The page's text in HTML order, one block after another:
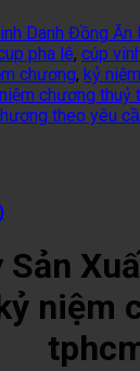
Danh Đồng Ăn
pha lê, cúp
chương, kỷ
chương thuỷ
theo yêu
Sản
niệm